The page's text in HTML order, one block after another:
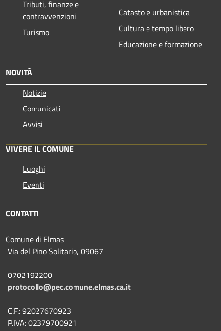
Tributi, finanze e
contravvenzioni
Turismo
Catasto e urbanistica
Cultura e tempo libero
Educazione e formazione
NOVITÀ
Notizie
Comunicati
Avvisi
VIVERE IL COMUNE
Luoghi
Eventi
CONTATTI
Comune di Elmas
Via del Pino Solitario, 09067
0702192200
protocollo@pec.comune.elmas.ca.it
C.F.: 92027670923
P.IVA: 02379700921